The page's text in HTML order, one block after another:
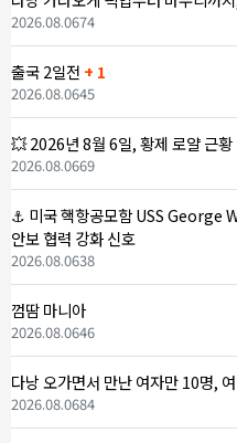
2026.08.0674
출국 2일전 + 1
2026.08.0645
💥 2026년 8월 6일, 황제 로얄 근황
2026.08.0669
⚓ 미국 핵항공모함 USS
안보 협력 강화 신호
2026.08.0638
껌땀 마니아
2026.08.0646
다낭 오가면서 만난 여자만 10명,
2026.08.0684